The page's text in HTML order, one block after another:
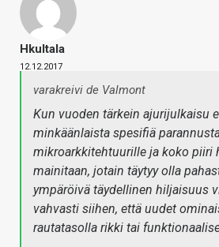
Hkultala
12.12.2017
varakreivi de Valmont
Kun vuoden tärkein ajurijulkaisu
minkäänlaista spesifiä
mikroarkkitehtuurille ja koko piiri
mainitaan, jotain täytyy olla
ympäröivä täydellinen hiljaisuus
vahvasti siihen, että uudet
rautatasolla rikki tai